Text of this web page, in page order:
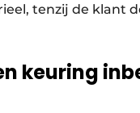
tenzij de klant
keuring